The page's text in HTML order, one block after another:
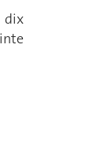
dix